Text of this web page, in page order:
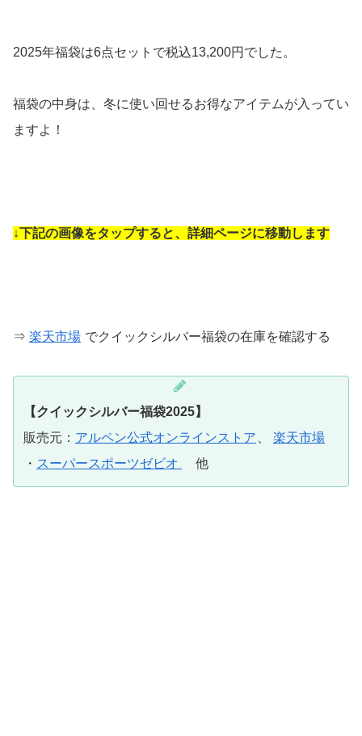
2025年福袋は6点セットで税込13,200円でした。
福袋の中身は、冬に使い回せるお得なアイテムが入ってい
ますよ！
↓下記の画像をタップすると、詳細ページに移動します
⇒ 楽天市場 でクイックシルバー福袋の在庫を確認する
【クイックシルバー福袋2025】
販売元： アルペン公式オンラインストア
楽天市場
・ スーパースポーツゼビオ 他